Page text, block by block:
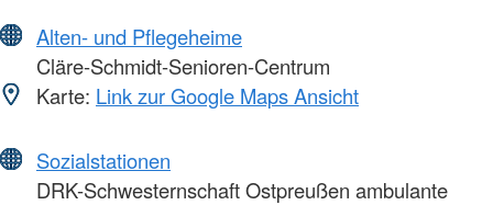
Alten- und Pflegeheime
Cläre-Schmidt-Senioren-Centrum
Karte: Link zur Google Maps Ansicht
Sozialstationen
DRK-Schwesternschaft Ostpreußen ambulante